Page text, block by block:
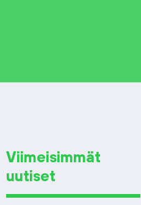
Viimeisimmät
uutiset